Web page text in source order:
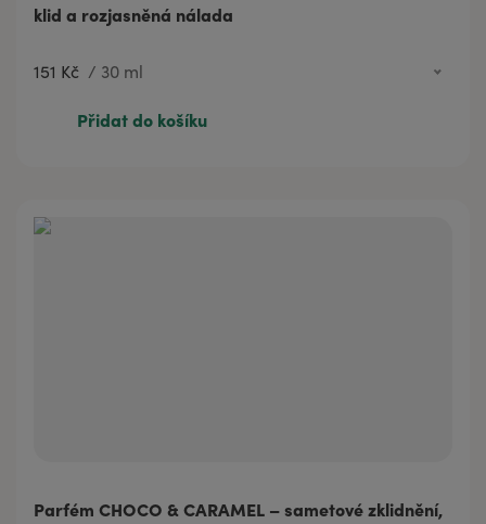
klid a rozjasněná nálada
151 Kč / 30 ml
Přidat do košíku
Parfém CHOCO & CARAMEL – sametové zklidnění,